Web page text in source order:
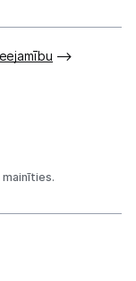
mainīties.